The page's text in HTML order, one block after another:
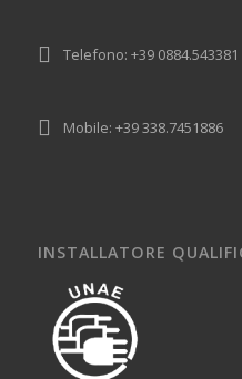
Telefono: +39 0884.543381
Mobile: +39 338.7451886
INSTALLATORE